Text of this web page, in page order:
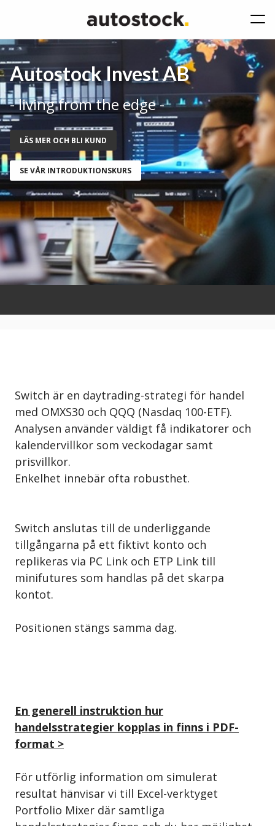
Autostock Invest AB
- living from the edge -
LÄS MER OCH BLI KUND
SE VÅR INTRODUKTIONSKURS
Switch är en daytrading-strategi för handel
med OMXS30 och QQQ (Nasdaq 100-ETF).
Analysen använder väldigt få indikatorer och
kalendervillkor som veckodagar samt
prisvillkor.
Enkelhet innebär ofta robusthet.
Switch anslutas till de underliggande
tillgångarna på ett fiktivt konto och
replikeras via PC Link och ETP Link till
minifutures som handlas på det skarpa
kontot.
Positionen stängs samma dag.
En generell instruktion hur
handelsstrategier kopplas in finns i PDF-
format >
För utförlig information om simulerat
resultat hänvisar vi till Excel-verktyget
Portfolio Mixer där samtliga